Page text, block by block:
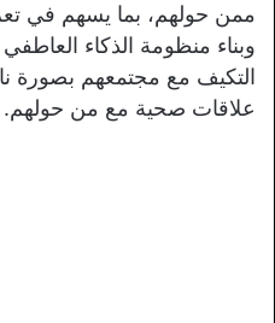
ممن حولهم، بما يسهم في
وبناء منظومة الذكاء
التكيف مع مجتمعهم بصورة
علاقات صحية مع من حولهم.